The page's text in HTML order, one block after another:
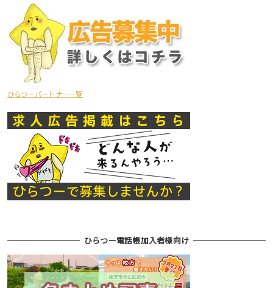
ひらつーパートナー一覧
ひらつー電話帳加入者様向け